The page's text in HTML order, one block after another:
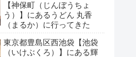
【神保町（じんぼうちょ
う）】にあるうどん 丸香
（まるか）に行ってきた
東京都豊島区西池袋【池袋
（いけぶくろ）】にある輝